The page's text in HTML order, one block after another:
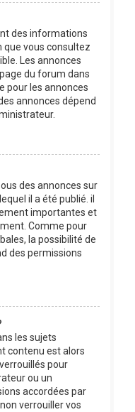
des informations
vous consultez
Les annonces
du forum dans
pour les annonces
annonces dépend
des annonces sur
il a été publié. il
importantes et
Comme pour
la possibilité de
des permissions
les sujets
contenu est alors
pour
ou un
accordées par
verrouiller vos